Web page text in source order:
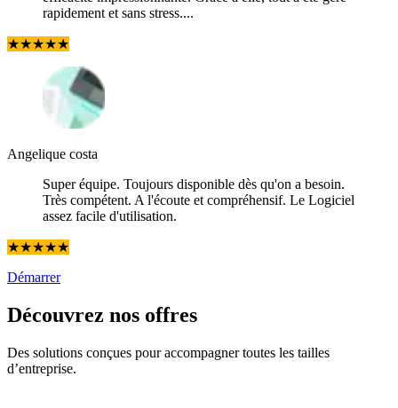
rapidement et sans stress....
★★★★★
Angelique costa
Super équipe. Toujours disponible dès qu'on a besoin.
Très compétent. A l'écoute et compréhensif. Le Logiciel
assez facile d'utilisation.
★★★★★
Démarrer
Découvrez nos offres
Des solutions conçues pour accompagner toutes les tailles
d’entreprise.